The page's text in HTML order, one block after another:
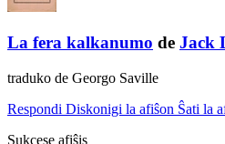
La fera kalkanumo de Jack
traduko de Georgo Saville
Respondi Diskonigi la afiŝon Ŝati la
Sukcese afiŝis